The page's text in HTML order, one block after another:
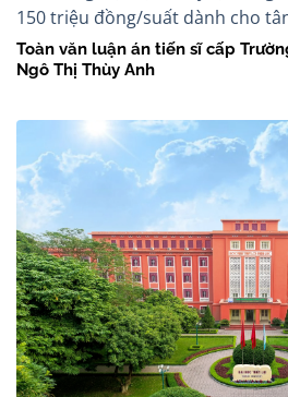
Toàn văn luận án tiến sĩ cấp
Ngô Thị Thùy Anh